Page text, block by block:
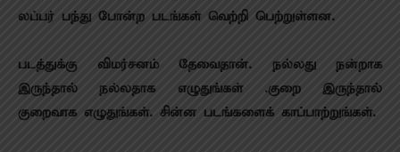
லப்பர் பந்து போன்ற படங்கள் வெற்றி பெற்றுள்ளன.
படத்துக்கு விமர்சனம் தேவைதான். நல்லது நன்றாக
இருந்தால் நல்லதாக எழுதுங்கள் .குறை இருந்தால்
குறைவாக எழுதுங்கள். சின்ன படங்களைக் காப்பாற்றுங்கள்.